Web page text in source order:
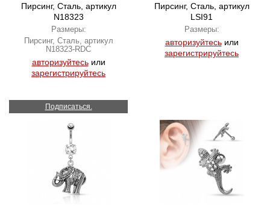
Пирсинг, Сталь, артикул
N18323
Размеры:
Пирсинг, Сталь, артикул
N18323-RDC
авторизуйтесьили
зарегистрируйтесь
Пирсинг, Сталь, артикул
LSI91
Размеры:
авторизуйтесьили
зарегистрируйтесь
Подписаться.